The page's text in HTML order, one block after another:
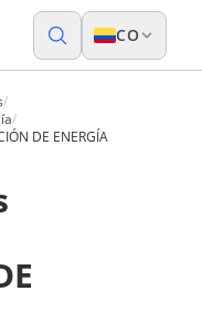
CO
/
/
DE ENERGÍA